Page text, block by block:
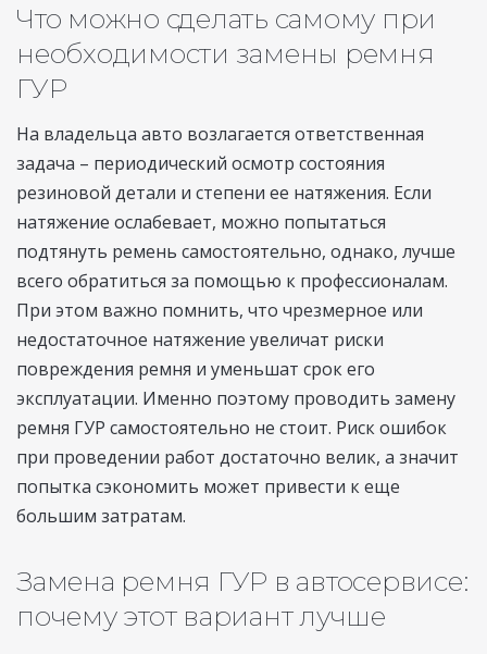
Что можно сделать самому при
необходимости замены ремня
ГУР
На владельца авто возлагается ответственная
задача – периодический осмотр состояния
резиновой детали и степени ее натяжения. Если
натяжение ослабевает, можно попытаться
подтянуть ремень самостоятельно, однако, лучше
всего обратиться за помощью к профессионалам.
При этом важно помнить, что чрезмерное или
недостаточное натяжение увеличат риски
повреждения ремня и уменьшат срок его
эксплуатации. Именно поэтому проводить замену
ремня ГУР самостоятельно не стоит. Риск ошибок
при проведении работ достаточно велик, а значит
попытка сэкономить может привести к еще
большим затратам.
Замена ремня ГУР в автосервисе:
почему этот вариант лучше